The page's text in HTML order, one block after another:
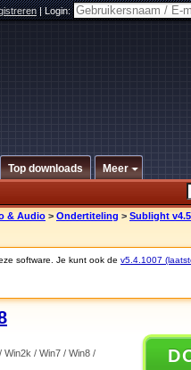
|Login:
Top downloads Meer
& Audio > Ondertiteling > Sublight
software. Je kunt ook de v5.4.1007
Win2k / Win7 / Win8 /